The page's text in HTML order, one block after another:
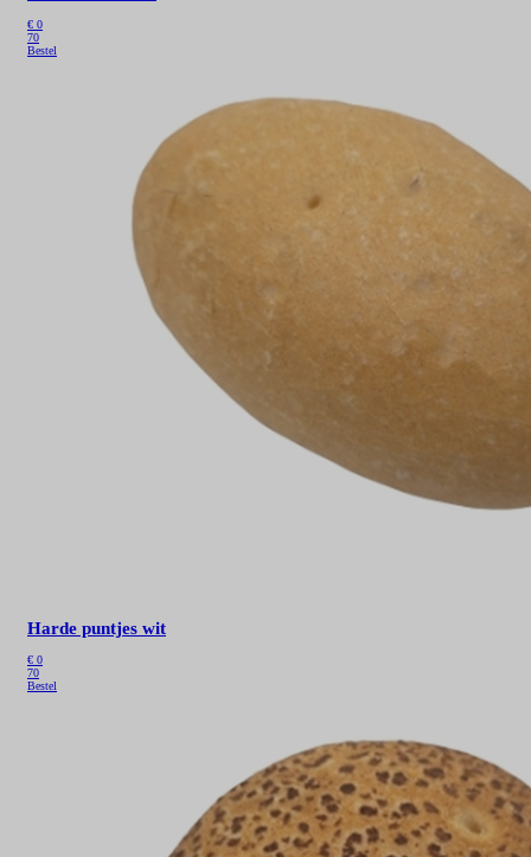
€ 0
70
Bestel
Harde puntjes wit
€ 0
70
Bestel